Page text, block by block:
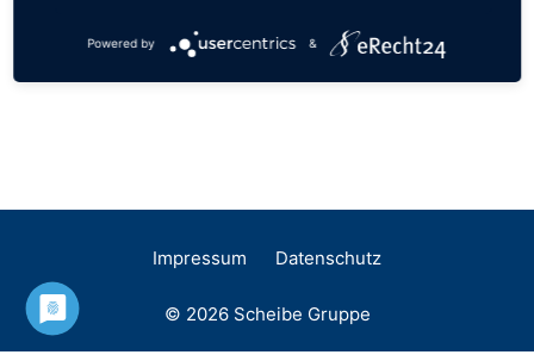
Impressum Datenschutz
© 2026 Scheibe Gruppe
Powered by &